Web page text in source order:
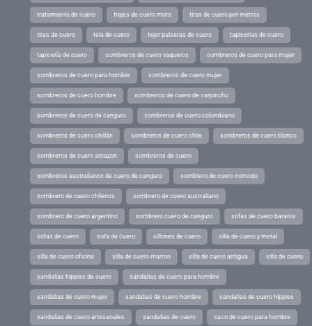
tratamiento de cuero trajes de cuero moto tiras de cuero por metros
tiras de cuero tela de cuero tejer pulseras de cuero tapicerias de cuero
tapicería de cuero sombreros de cuero vaqueros sombreros de cuero para mujer
sombreros de cuero para hombre sombreros de cuero mujer
sombreros de cuero hombre sombreros de cuero de carpincho
sombreros de cuero de canguro sombreros de cuero colombiano
sombreros de cuero chillán sombreros de cuero chile sombreros de cuero blanco
sombreros de cuero amazon sombreros de cuero
sombreros australianos de cuero de canguro sombrero de cuero comodo
sombrero de cuero chilenos sombrero de cuero australiano
sombrero de cuero argentino sombrero cuero de canguro sofas de cuero baratos
sofas de cuero sofa de cuero sillones de cuero silla de cuero y metal
silla de cuero oficina silla de cuero marron silla de cuero antigua silla de cuero
sandalias hippies de cuero sandalias de cuero para hombre
sandalias de cuero mujer sandalias de cuero hombre sandalias de cuero hippies
sandalias de cuero artesanales sandalias de cuero saco de cuero para hombre